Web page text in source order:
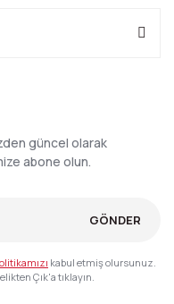
güncel olarak
abone olun.
GÖNDER
kabul etmiş olursunuz.
Çık'a tıklayın.